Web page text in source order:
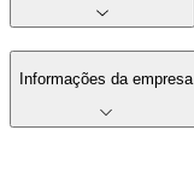
Informações da empresa